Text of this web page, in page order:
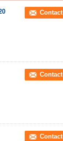
Contact
Contact
Contact